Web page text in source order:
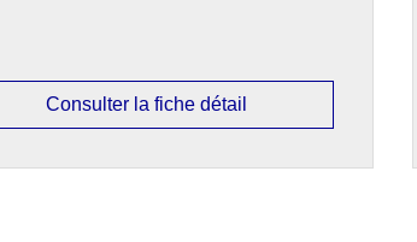
Consulter la fiche détail